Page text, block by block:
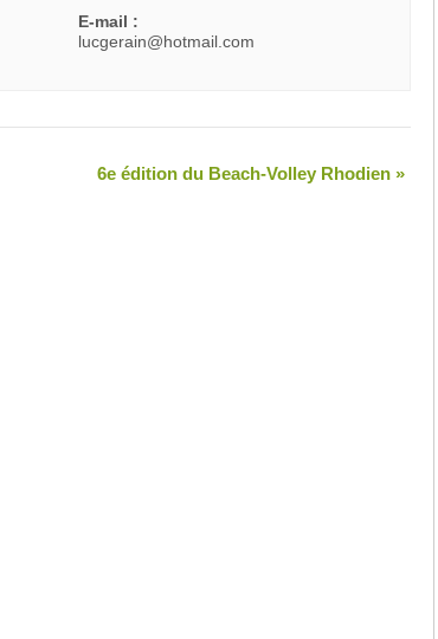
E-mail :
lucgerain@hotmail.com
6e édition du Beach-Volley Rhodien »